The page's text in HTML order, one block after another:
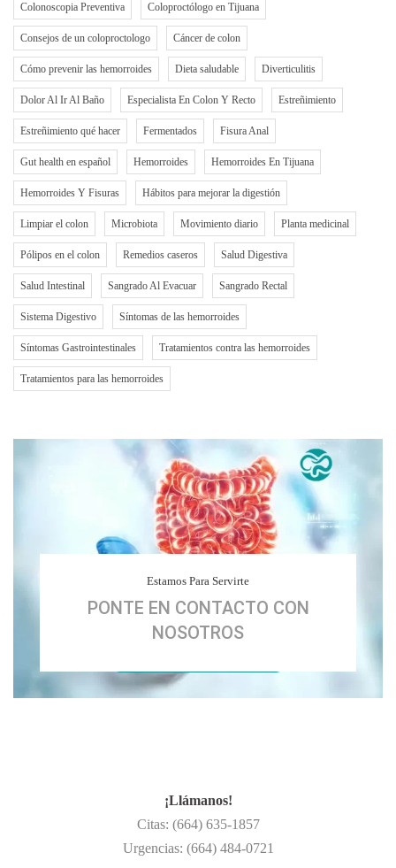
Colonoscopia Preventiva Coloproctólogo en Tijuana
Consejos de un coloproctologo Cáncer de colon
Cómo prevenir las hemorroides Dieta saludable Diverticulitis
Dolor Al Ir Al Baño Especialista En Colon Y Recto Estreñimiento
Estreñimiento qué hacer Fermentados Fisura Anal
Gut health en español Hemorroides Hemorroides En Tijuana
Hemorroides Y Fisuras Hábitos para mejorar la digestión
Limpiar el colon Microbiota Movimiento diario Planta medicinal
Pólipos en el colon Remedios caseros Salud Digestiva
Salud Intestinal Sangrado Al Evacuar Sangrado Rectal
Sistema Digestivo Síntomas de las hemorroides
Síntomas Gastrointestinales Tratamientos contra las hemorroides
Tratamientos para las hemorroides
Estamos Para Servirte
PONTE EN CONTACTO CON
NOSOTROS
¡Llámanos!
Citas: (664) 635-1857
Urgencias: (664) 484-0721